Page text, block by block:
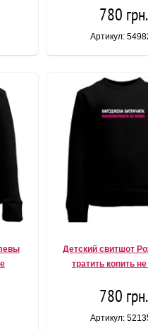
780 грн.
Артикул:
Детский свитшот
тратить копить
780 грн.
Артикул: